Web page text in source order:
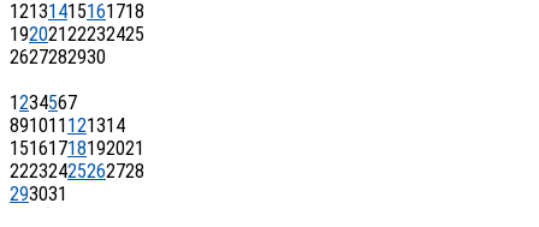
12131415161718
19202122232425
2627282930
1234567
891011 121314
15161718192021
22232425262728
293031